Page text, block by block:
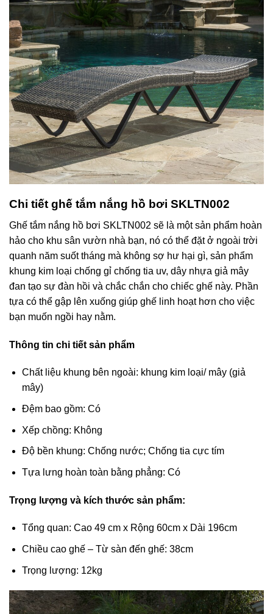
Chi tiết ghế tắm nắng hồ bơi SKLTN002
Ghế tắm nắng hồ bơi SKLTN002 sẽ là một sản phẩm hoàn
hảo cho khu sân vườn nhà bạn, nó có thể đặt ở ngoài trời
quanh năm suốt tháng mà không sợ hư hại gì, sản phẩm
khung kim loại chống gỉ chống tia uv, dây nhựa giả mây
đan tạo sự đàn hồi và chắc chắn cho chiếc ghế này. Phần
tựa có thể gập lên xuống giúp ghế linh hoạt hơn cho việc
bạn muốn ngồi hay nằm.
Thông tin chi tiết sản phẩm
Chất liệu khung bên ngoài: khung kim loại/ mây (giả
mây)
Đệm bao gồm: Có
Xếp chồng: Không
Độ bền khung: Chống nước; Chống tia cực tím
Tựa lưng hoàn toàn bằng phẳng: Có
Trọng lượng và kích thước sản phẩm:
Tổng quan: Cao 49 cm x Rộng 60cm x Dài 196cm
Chiều cao ghế – Từ sàn đến ghế: 38cm
Trọng lượng: 12kg